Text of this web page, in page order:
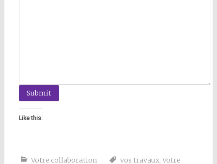
Submit
Like this:
Votre collaboration vos travaux, Votre